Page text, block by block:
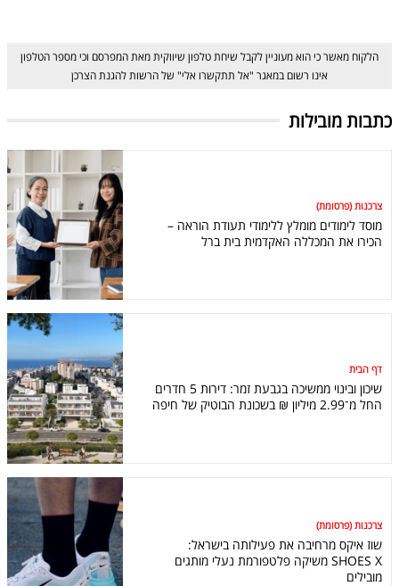
הלקוח מאשר כי הוא מעוניין לקבל שיחת טלפון שיווקית מאת המפרסם וכי מספר הטלפון
אינו רשום במאגר "אל תתקשרו אלי" של הרשות להגנת הצרכן
כתבות מובילות
צרכנות (פרסומת)
מוסד לימודים מומלץ ללימודי תעודת הוראה –
הכירו את המכללה האקדמית בית ברל
דף הבית
שיכון ובינוי ממשיכה בגבעת זמר: דירות 5 חדרים
החל מ־2.99 מיליון ₪ בשכונת הבוטיק של חיפה
צרכנות (פרסומת)
שוז איקס מרחיבה את פעילותה בישראל:
SHOES X משיקה פלטפורמת נעלי מותגים
מובילים